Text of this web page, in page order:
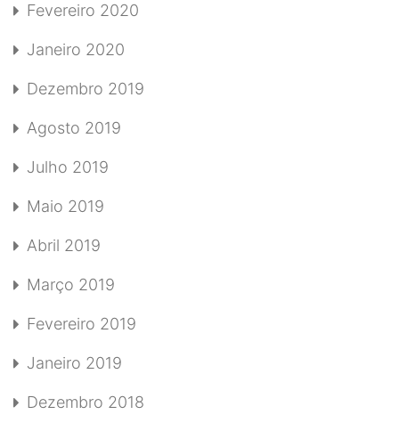
Fevereiro 2020
Janeiro 2020
Dezembro 2019
Agosto 2019
Julho 2019
Maio 2019
Abril 2019
Março 2019
Fevereiro 2019
Janeiro 2019
Dezembro 2018